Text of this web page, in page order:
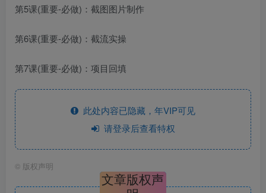
第5课(重要-必做)：截图图片制作
第6课(重要-必做)：截流实操
第7课(重要-必做)：项目回填
此处内容已隐藏，年VIP可见
请登录后查看特权
© 版权声明
文章版权声